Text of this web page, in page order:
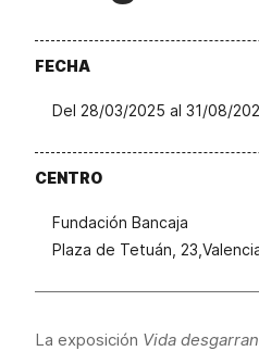
FECHA
Del 28/03/2025 al 31/08/
CENTRO
Fundación Bancaja
Plaza de Tetuán,
La exposición Vida